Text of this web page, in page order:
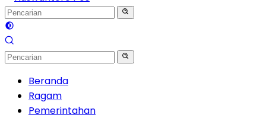
Beranda
Ragam
Pemerintahan